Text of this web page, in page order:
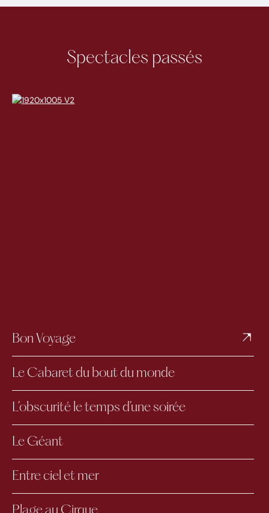
Spectacles passés
Bon Voyage
Le Cabaret du bout du monde
L’obscurité le temps d’une soirée
Le Géant
Entre ciel et mer
Plage au Cirque